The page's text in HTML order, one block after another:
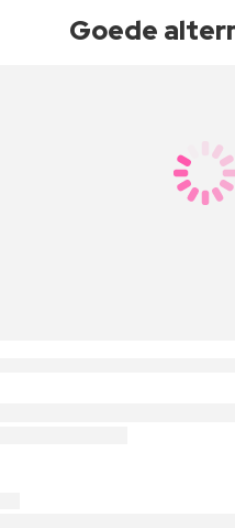
Goede